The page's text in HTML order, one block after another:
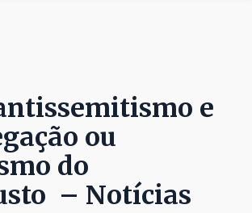
e
ou
do
– Notícias